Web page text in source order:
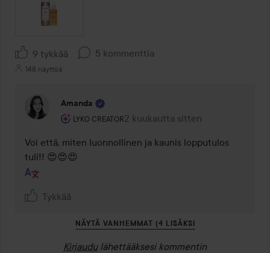
9 tykkää 5 kommenttia
148 näyttöä
Amanda
LYKO CREATOR
Käyttäjän rooli: Lyko Creator.
2 kuukautta sitten
Kommentti lisättiin 2 kuukautta
Voi että, miten luonnollinen ja kaunis lopputulos
tuli!! 😍😍😍
Tykkää
NÄYTÄ VANHEMMAT (4 LISÄKSI
Kirjaudu lähettääksesi kommentin